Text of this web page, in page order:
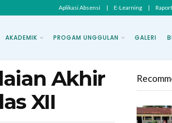
Aplikasi Absensi | E-Learning |
AKADEMIK PROGAM UNGGULAN GALERI
Akhir
XII